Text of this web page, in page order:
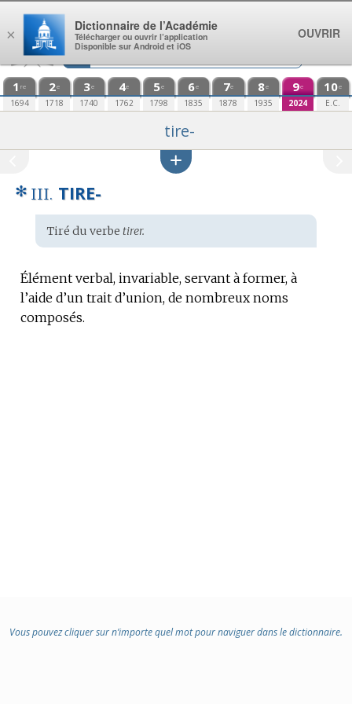
Aller au contenu
1 re
1694
2e
1718
3e
1740
4e
1762
5e
1798
6e
1835
7e
1878
8e
1935
9e
2024
10e
E.C.
tire-
✻ III. TIRE-
Étymologie
:
Tiré du verbe tirer.
Élément verbal, invariable, servant à former, à
l’aide d’un trait d’union, de nombreux noms
composés.
Vous pouvez cliquer sur n’importe quel mot pour naviguer dans le dictionnaire.
×
Dictionnaire de l’Académie
Télécharger ou ouvrir l’application
Disponible sur Android et iOS
OUVRIR